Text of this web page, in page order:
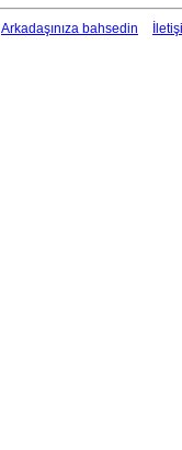
Arkadaşınıza bahsedin